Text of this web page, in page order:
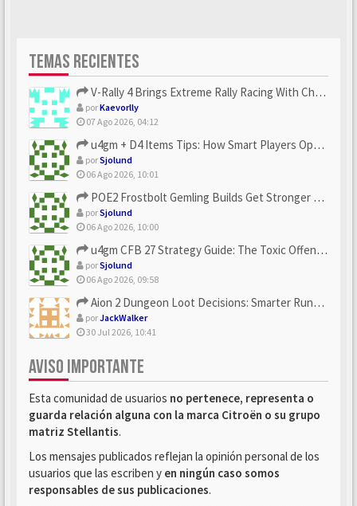
TEMAS RECIENTES
V-Rally 4 Brings Extreme Rally Racing With Challenging Track...
porKaevorlly
07 Ago 2026, 04:12
u4gm + D4 Items Tips: How Smart Players Optimize Gear, Build...
porSjolund
06 Ago 2026, 10:01
POE2 Frostbolt Gemling Builds Get Stronger With u4gm’s Ice C...
porSjolund
06 Ago 2026, 10:00
u4gm CFB 27 Strategy Guide: The Toxic Offensive Scheme Your ...
porSjolund
06 Ago 2026, 09:58
Aion 2 Dungeon Loot Decisions: Smarter Runs With U4N
porJackWalker
30 Jul 2026, 10:41
AVISO IMPORTANTE
Esta comunidad de usuarios no pertenece, representa o
guarda relación alguna con la marca Citroën o su grupo
matriz Stellantis.
Los mensajes publicados reflejan la opinión personal de los
usuarios que las escriben y en ningún caso somos
responsables de sus publicaciones.